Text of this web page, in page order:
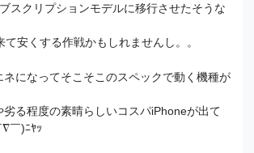
スクリプションモデルに移行させたそうな
安くする作戦かもしれませんし。。
ネになってそこそこのスペックで動く機種が
劣る程度の素晴らしいコスパiPhoneが出て
￣)ﾆﾔｯ